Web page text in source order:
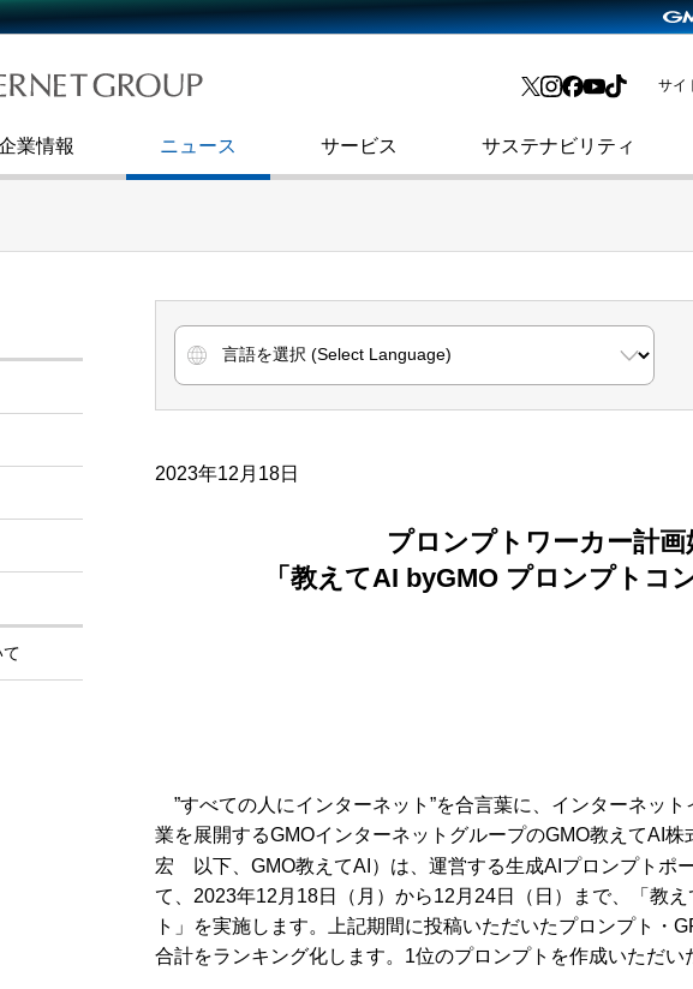
業情報
社史
渋谷フクラス入館方法
ニュース
取
サービス
ュリティ事業 そ
サステナビリティ
ン
インクルージョン 政
ループ成長戦略・
よくあるご質問
サイ
2023年12月18日
プロンプトワーカー計画
「教えてAI byGMO プロンプトコ
”すべての人にインターネット”を合言葉に、インターネッ
業を展開するGMOインターネットグループのGMO教えてAI
宏 以下、GMO教えてAI）は、運営する生成AIプロンプトポ
て、2023年12月18日（月）から12月24日（日）まで、「教
ト」を実施します。上記期間に投稿いただいたプロンプト・
合計をランキング化します。1位のプロンプトを作成いただい